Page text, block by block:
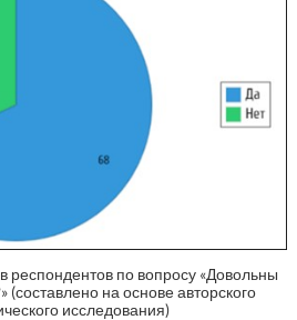
респондентов по вопросу «Довольны
(составлено на основе авторского
исследования)